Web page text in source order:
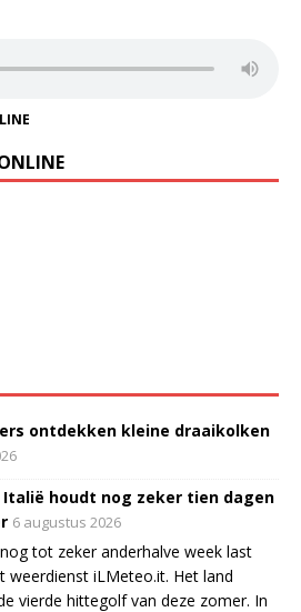
ontdekken kleine draaikolken
houdt nog zeker tien dagen
6 augustus 2026
tot zeker anderhalve week last
weerdienst iLMeteo.it. Het land
vierde hittegolf van deze zomer. In